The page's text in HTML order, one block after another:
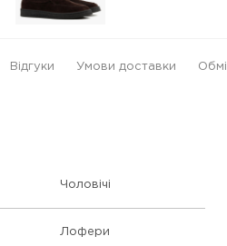
Відгуки Умови доставки
Чоловічі
Лофери